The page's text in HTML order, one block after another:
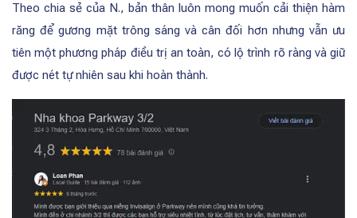
Theo chia sẻ của N., bản thân luôn mong muốn cải thiện hàm
răng để gương mặt trông sáng và cân đối hơn nhưng vẫn ưu
tiên một phương pháp điều trị an toàn, có lộ trình rõ ràng và giữ
được nét tự nhiên sau khi hoàn thành.